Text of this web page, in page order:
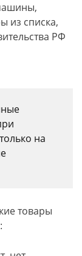
из списка,
РФ
на
товары